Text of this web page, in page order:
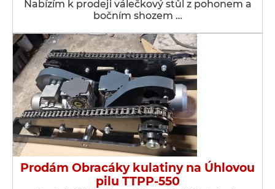
Nabízím k prodeji válečkový stůl z pohonem a
bočním shozem …
Prodám Obracáky kulatiny na Úhlovou
pilu TTPP-550